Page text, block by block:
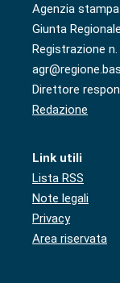
Agenzia
Giunta
Registrazione
Direttore
Redazione
Link utili
Lista RSS
Note legali
Privacy
Area riservata